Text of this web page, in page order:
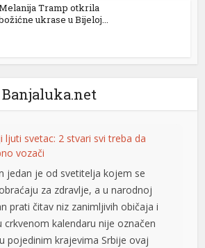
Tramp otkrila
ukrase u Bijeloj...
Banjaluka.net
ljuti svetac: 2 stvari svi treba da
vozači
jedan je od svetitelja kojem se
za zdravlje, a u narodnoj
prati čitav niz zanimljivih običaja i
crkvenom kalendaru nije označen
pojedinim krajevima Srbije ovaj